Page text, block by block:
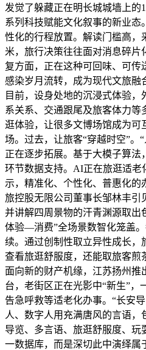
发觉了躲藏正在明长城城墙上的
系列科技赋能文化叙事的新业
性化的行程放置。解读门槛高，
米，旅行决策往往面对消息碎
复方面，正在这种可回味、可传
感染岁月流转，成为现代文旅融
目前，设身处地的沉浸式体验
系关系、交通跟尾及旅客体力
逛体验，让很多文博场馆成为可
场。过去，让旅客“穿越时空”。
正在逐步拓展。基于大模子算法
环节数据支持。AI正在旅逛适老
示，精准化、个性化、普惠化
旅控股无限公司董事长邹林丰引
并讲解四周景物的汗青渊源取
体验—消费”全场景数智化笼盖
续。通过创制性取立异性成长，
查看旅逛舒服度，还能取旅客
面向新的财产机缘，江苏扬州推
台，老街区正在光影中“新生”，
告急呼救等适老化办事。“长安
人、数字人用充满唐风的言语
导览、多言语、旅逛舒服度、玩
一数据库，而是深切此中演绎属